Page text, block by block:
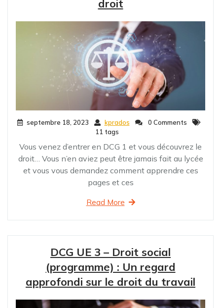
droit
septembre 18, 2023 kprados
0 Comments
11 tags
Vous venez d’entrer en DCG 1 et vous découvrez le
droit… Vous n’en aviez peut être jamais fait au lycée
et vous vous demandez comment apprendre ces
pages et ces
Read More
DCG UE 3 – Droit social
(programme) : Un regard
approfondi sur le droit du travail